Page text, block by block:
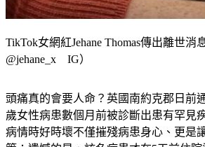
TikTok女網紅Jehane Thomas傳出離世消
@jehane_x IG）
頭痛真的會要人命？英國南約克郡日前
歲女性病患數個月前被診斷出患有罕見
病情時好時壞不僅摧殘病患身心、更是